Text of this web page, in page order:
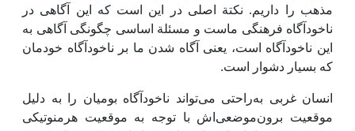
مذهب را داریم. نکتة اصلی در ‌این است که‌ این آگاهی در
ناخودآگاه فرهنگی ماست و مسئلة اساسی چگونگی آگاهی به
‌این ناخودآگاه است، یعنی آگاه شدن ما بر ناخودآگاه خودمان
که بسیار دشوار است.
انسان غربی به‌راحتی می‌تواند ناخودآگاه بومیان را به دلیل
موقعیت برون‌موضعی‌اش با توجه به موقعیت هرمنوتیکی